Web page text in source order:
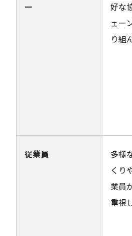
ー
好な
ェー
り組
従業員
多様
くり
業員
重視